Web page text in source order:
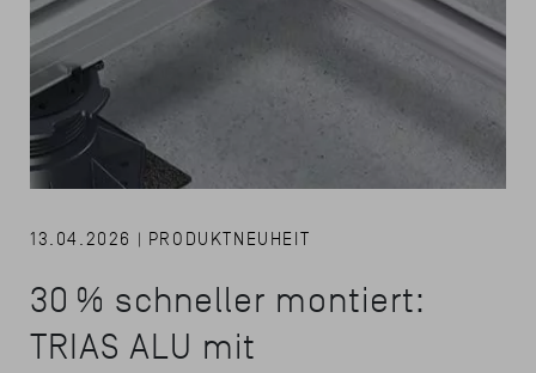
13.04.2026 | PRODUKTNEUHEIT
30 % schneller montiert:
TRIAS ALU mit